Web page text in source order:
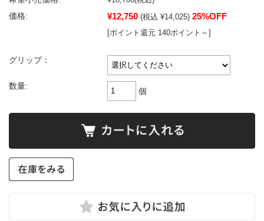
価格:
¥12,750 (税込 ¥14,025) 25%OFF
[ポイント還元 140ポイント～]
グリップ：
数量:
個